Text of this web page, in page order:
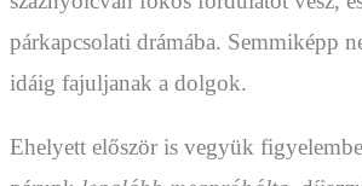
párkapcsolati drámába. Semmiképp
idáig fajuljanak a dolgok.
Ehelyett először is vegyük